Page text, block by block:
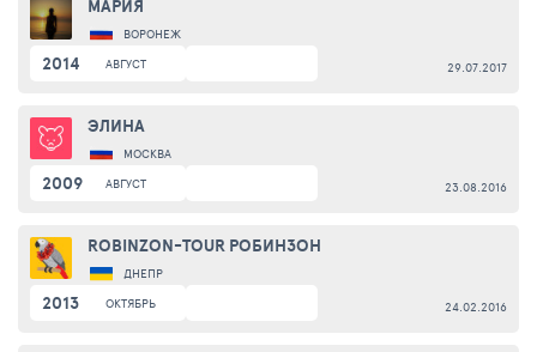
МАРИЯ
ВОРОНЕЖ
2014 АВГУСТ 29.07.2017
ЭЛИНА
МОСКВА
2009 АВГУСТ 23.08.2016
ROBINZON-TOUR РОБИНЗОН
ДНЕПР
2013 ОКТЯБРЬ 24.02.2016